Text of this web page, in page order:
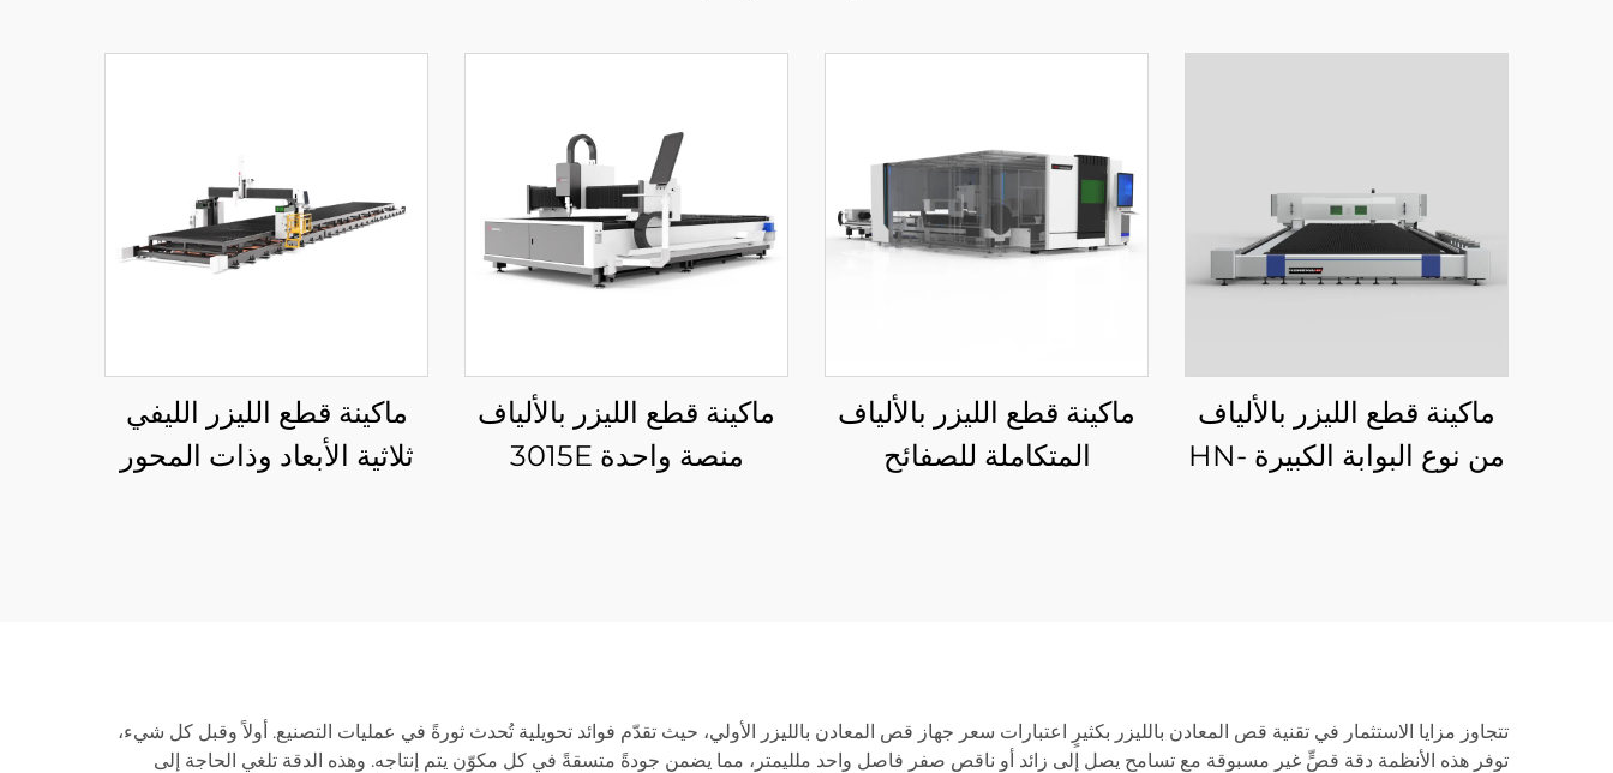
ماكينة قطع الليزر بالألياف
من نوع البوابة الكبيرة HN-
ماكينة قطع الليزر بالألياف
المتكاملة للصفائح
ماكينة قطع الليزر بالألياف
منصة واحدة 3015E
ماكينة قطع الليزر الليفي
ثلاثية الأبعاد وذات المحور
تتجاوز مزايا الاستثمار في تقنية قص المعادن بالليزر بكثيرٍ اعتبارات سعر جهاز قص المعادن بالليزر الأولي، حيث تقدّم فوائد تحويلية تُحدث ثورةً في عمليات التصنيع. أولاً وقبل كل شيء،
توفر هذه الأنظمة دقة قصٍّ غير مسبوقة مع تسامح يصل إلى زائد أو ناقص صفر فاصل واحد ملليمتر، مما يضمن جودةً متسقةً في كل مكوّن يتم إنتاجه. وهذه الدقة تلغي الحاجة إلى